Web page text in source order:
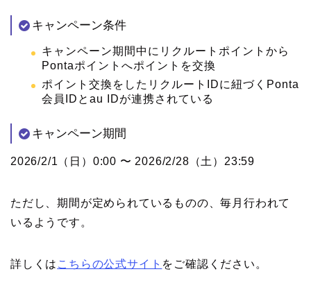
キャンペーン条件
キャンペーン期間中にリクルートポイントから
Pontaポイントへポイントを交換
ポイント交換をしたリクルートIDに紐づくPonta
会員IDとau IDが連携されている
キャンペーン期間
2026/2/1（日）0:00 〜 2026/2/28（土）23:59
ただし、期間が定められているものの、毎月行われて
いるようです。
詳しくは こちらの公式サイト をご確認ください。